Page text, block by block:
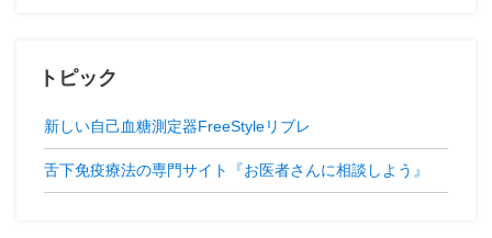
トピック
新しい自己血糖測定器FreeStyleリブレ
舌下免疫療法の専門サイト『お医者さんに相談しよう』